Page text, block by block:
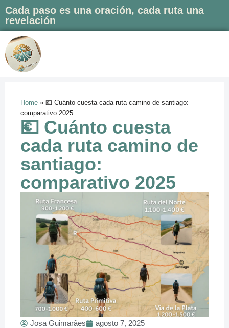
al
contenido
Cada paso es una oración, cada ruta una
revelación
Home » 💶 Cuánto cuesta cada ruta camino de santiago:
comparativo 2025
💶 Cuánto cuesta
cada ruta camino de
santiago:
comparativo 2025
Josa Guimarães
agosto 7, 2025